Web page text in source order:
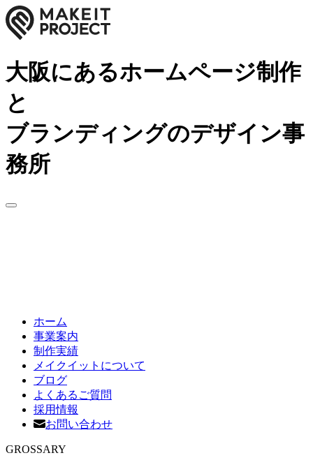
大阪にあるホームページ制作
と
ブランディングのデザイン事
務所
ホーム
事業案内
制作実績
メイクイットについて
ブログ
よくあるご質問
採用情報
お問い合わせ
GROSSARY